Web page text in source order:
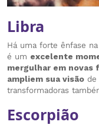
Libra
Há uma forte ênfase
é um excelente
mergulhar em novas
ampliem sua visão de
transformadoras
Escorpião